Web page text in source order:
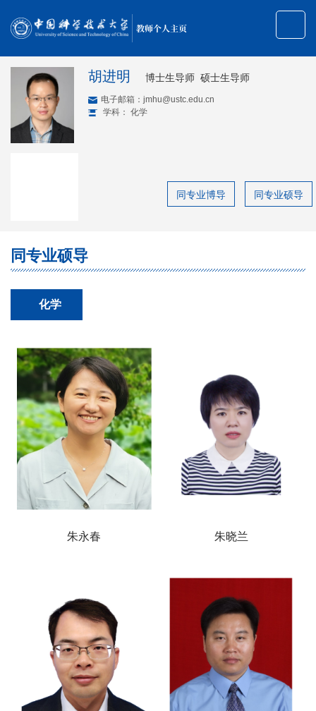
教师个人主页
胡进明 博士生导师 硕士生导师
电子邮箱： jmhu@ustc.edu.cn
学科： 化学
同专业博导 同专业硕导
同专业硕导
化学
朱永春 朱晓兰